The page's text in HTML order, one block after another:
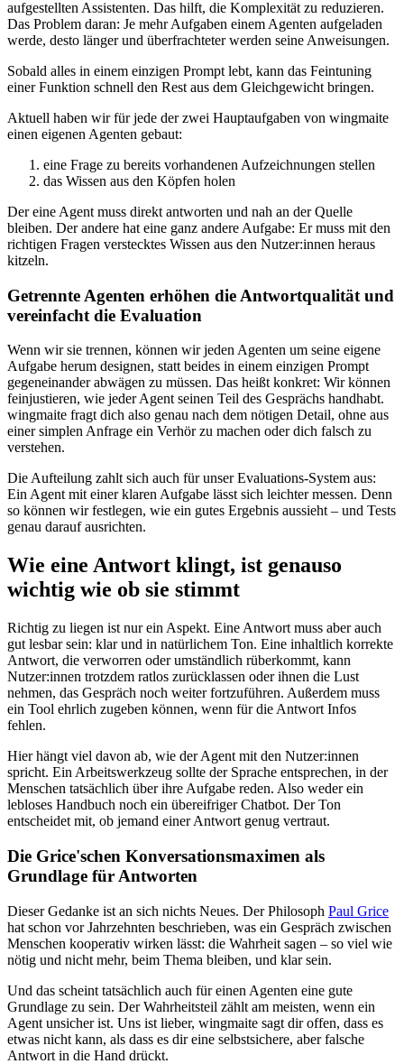
aufgestellten Assistenten. Das hilft, die Komplexität zu reduzieren.
Das Problem daran: Je mehr Aufgaben einem Agenten aufgeladen
werde, desto länger und überfrachteter werden seine Anweisungen.
Sobald alles in einem einzigen Prompt lebt, kann das Feintuning
einer Funktion schnell den Rest aus dem Gleichgewicht bringen.
Aktuell haben wir für jede der zwei Hauptaufgaben von wingmaite
einen eigenen Agenten gebaut:
eine Frage zu bereits vorhandenen Aufzeichnungen stellen
das Wissen aus den Köpfen holen
Der eine Agent muss direkt antworten und nah an der Quelle
bleiben. Der andere hat eine ganz andere Aufgabe: Er muss mit den
richtigen Fragen verstecktes Wissen aus den Nutzer:innen heraus
kitzeln.
Getrennte Agenten erhöhen die Antwortqualität und
vereinfacht die Evaluation
Wenn wir sie trennen, können wir jeden Agenten um seine eigene
Aufgabe herum designen, statt beides in einem einzigen Prompt
gegeneinander abwägen zu müssen. Das heißt konkret: Wir können
feinjustieren, wie jeder Agent seinen Teil des Gesprächs handhabt.
wingmaite fragt dich also genau nach dem nötigen Detail, ohne aus
einer simplen Anfrage ein Verhör zu machen oder dich falsch zu
verstehen.
Die Aufteilung zahlt sich auch für unser Evaluations-System aus:
Ein Agent mit einer klaren Aufgabe lässt sich leichter messen. Denn
so können wir festlegen, wie ein gutes Ergebnis aussieht – und Tests
genau darauf ausrichten.
Wie eine Antwort klingt, ist genauso
wichtig wie ob sie stimmt
Richtig zu liegen ist nur ein Aspekt. Eine Antwort muss aber auch
gut lesbar sein: klar und in natürlichem Ton. Eine inhaltlich korrekte
Antwort, die verworren oder umständlich rüberkommt, kann
Nutzer:innen trotzdem ratlos zurücklassen oder ihnen die Lust
nehmen, das Gespräch noch weiter fortzuführen. Außerdem muss
ein Tool ehrlich zugeben können, wenn für die Antwort Infos
fehlen.
Hier hängt viel davon ab, wie der Agent mit den Nutzer:innen
spricht. Ein Arbeitswerkzeug sollte der Sprache entsprechen, in der
Menschen tatsächlich über ihre Aufgabe reden. Also weder ein
lebloses Handbuch noch ein übereifriger Chatbot. Der Ton
entscheidet mit, ob jemand einer Antwort genug vertraut.
Die Grice'schen Konversationsmaximen als
Grundlage für Antworten
Dieser Gedanke ist an sich nichts Neues. Der Philosoph Paul Grice
hat schon vor Jahrzehnten beschrieben, was ein Gespräch zwischen
Menschen kooperativ wirken lässt: die Wahrheit sagen – so viel wie
nötig und nicht mehr, beim Thema bleiben, und klar sein.
Und das scheint tatsächlich auch für einen Agenten eine gute
Grundlage zu sein. Der Wahrheitsteil zählt am meisten, wenn ein
Agent unsicher ist. Uns ist lieber, wingmaite sagt dir offen, dass es
etwas nicht kann, als dass es dir eine selbstsichere, aber falsche
Antwort in die Hand drückt.